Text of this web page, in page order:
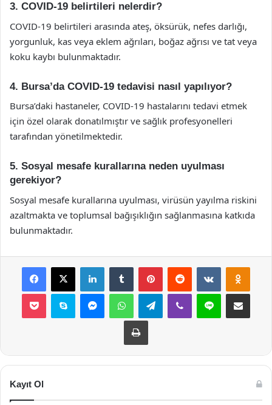
3. COVID-19 belirtileri nelerdir?
COVID-19 belirtileri arasında ateş, öksürük, nefes darlığı,
yorgunluk, kas veya eklem ağrıları, boğaz ağrısı ve tat veya
koku kaybı bulunmaktadır.
4. Bursa’da COVID-19 tedavisi nasıl yapılıyor?
Bursa’daki hastaneler, COVID-19 hastalarını tedavi etmek
için özel olarak donatılmıştır ve sağlık profesyonelleri
tarafından yönetilmektedir.
5. Sosyal mesafe kurallarına neden uyulması
gerekiyor?
Sosyal mesafe kurallarına uyulması, virüsün yayılma riskini
azaltmakta ve toplumsal bağışıklığın sağlanmasına katkıda
bulunmaktadır.
Facebook
X LinkedInTumblr PinterestReddit VKontakte
Pocket Skype MessengerWhatsAppTelegramViber Line E-Posta ile
Yazdır
Kayıt Ol